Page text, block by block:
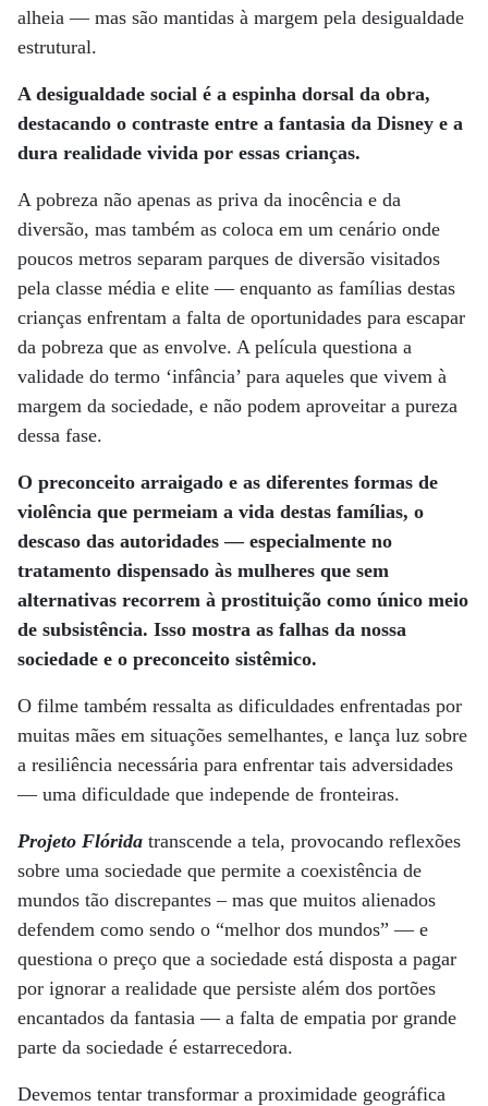
alheia — mas são mantidas à margem pela desigualdade
estrutural.
A desigualdade social é a espinha dorsal da obra,
destacando o contraste entre a fantasia da Disney e a
dura realidade vivida por essas crianças.
A pobreza não apenas as priva da inocência e da
diversão, mas também as coloca em um cenário onde
poucos metros separam parques de diversão visitados
pela classe média e elite — enquanto as famílias destas
crianças enfrentam a falta de oportunidades para escapar
da pobreza que as envolve. A película questiona a
validade do termo ‘infância’ para aqueles que vivem à
margem da sociedade, e não podem aproveitar a pureza
dessa fase.
O preconceito arraigado e as diferentes formas de
violência que permeiam a vida destas famílias, o
descaso das autoridades — especialmente no
tratamento dispensado às mulheres que sem
alternativas recorrem à prostituição como único meio
de subsistência. Isso mostra as falhas da nossa
sociedade e o preconceito sistêmico.
O filme também ressalta as dificuldades enfrentadas por
muitas mães em situações semelhantes, e lança luz sobre
a resiliência necessária para enfrentar tais adversidades
— uma dificuldade que independe de fronteiras.
Projeto Flórida transcende a tela, provocando reflexões
sobre uma sociedade que permite a coexistência de
mundos tão discrepantes – mas que muitos alienados
defendem como sendo o “melhor dos mundos” — e
questiona o preço que a sociedade está disposta a pagar
por ignorar a realidade que persiste além dos portões
encantados da fantasia — a falta de empatia por grande
parte da sociedade é estarrecedora.
Devemos tentar transformar a proximidade geográfica